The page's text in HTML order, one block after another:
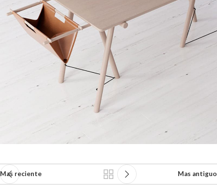
Mas reciente Mas antiguo